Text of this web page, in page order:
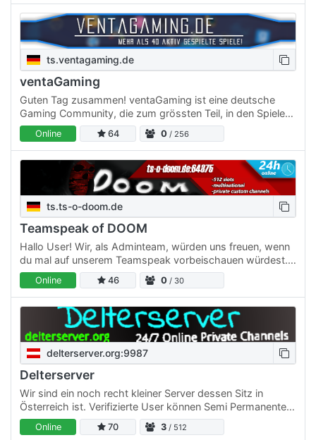
ts.ventagaming.de
ventaGaming
Guten Tag zusammen! ventaGaming ist eine deutsche
Gaming Community, die zum grössten Teil, in den Spielen
Counter Strike, Overwatch und Garry's Mod vertreten ist.
Unser…
Online 64 0 / 256
ts.ts-o-doom.de
Teamspeak of DOOM
Hallo User! Wir, als Adminteam, würden uns freuen, wenn
du mal auf unserem Teamspeak vorbeischauen würdest.
Wir bieten: - eigenes Levelsystem - temporäre &
permanente…
Online 46 0 / 30
delterserver.org:9987
Delterserver
Wir sind ein noch recht kleiner Server dessen Sitz in
Österreich ist. Verifizierte User können Semi Permanente
Channels erstellen und Gäste Temporäre Channels
erstellen…
Online 70 3 / 512